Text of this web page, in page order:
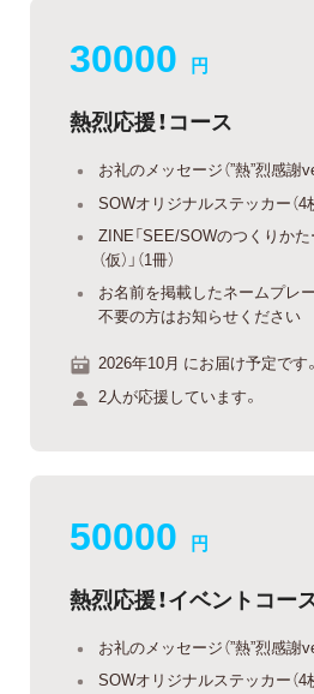
30000 円
熱烈応援！コース
お礼のメッセージ（”熱”烈感謝
SOWオリジナルステッカー（4
ZINE「SEE/SOWのつくりか
（仮）」（1冊）
お名前を掲載したネームプレ
不要の方はお知らせください
2026年10月 にお届け予定です。
2人が応援しています。
50000 円
熱烈応援！イベントコー
お礼のメッセージ（”熱”烈感謝
SOWオリジナルステッカー（4